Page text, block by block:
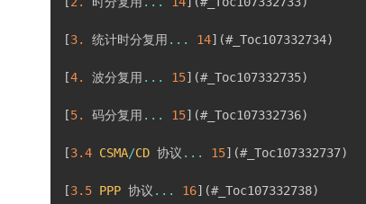
[3. 统计时分复用 ... 14] (#_Toc107332734)
[4. 波分复用 ... 15] (#_Toc107332735)
[5. 码分复用 ... 15] (#_Toc107332736)
[3.4 CSMA/CD 协议 ... 15] (#_Toc107332737)
[3.5 PPP 协议 ... 16] (#_Toc107332738)